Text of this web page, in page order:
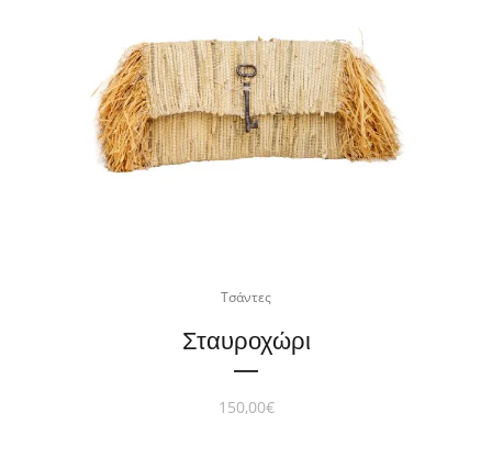
Τσάντες
Σταυροχώρι
150,00€